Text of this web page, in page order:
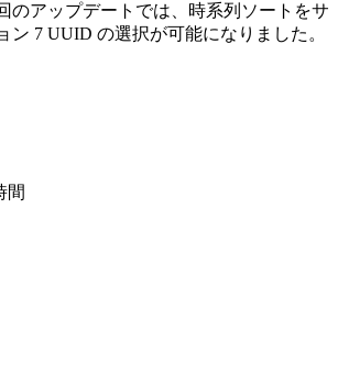
のアップデートでは、時系列ソートをサ
ン 7 UUID の選択が可能になりました。
間